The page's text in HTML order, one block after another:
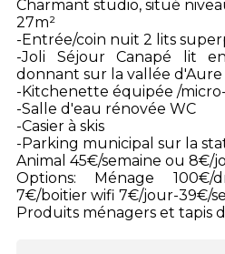
Charmant studio, situé
27m²
-Entrée/coin nuit 2 lits
-Joli Séjour Canapé lit
donnant sur la vallée d'Aure
-Kitchenette équipée /
-Salle d'eau rénovée WC
-Casier à skis
-Parking municipal sur la
Animal 45€/semaine ou 8€/
Options: Ménage 100€/
7€/boitier wifi 7€/jour-39€/
Produits ménagers et tapis